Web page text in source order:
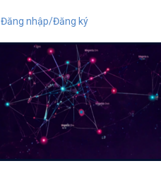
Đăng nhập/Đăng ký